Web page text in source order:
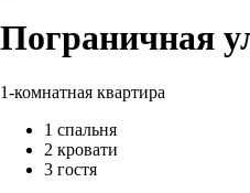
Пограничная
1-комнатная квартира
1 спальня
2 кровати
3 гостя